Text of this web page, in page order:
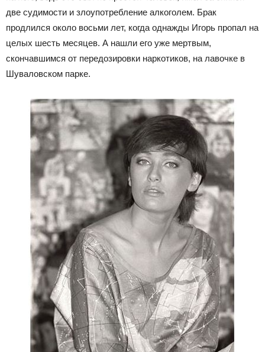
две судимости и злоупотребление алкоголем. Брак
продлился около восьми лет, когда однажды Игорь пропал на
целых шесть месяцев. А нашли его уже мертвым,
скончавшимся от передозировки наркотиков, на лавочке в
Шуваловском парке.